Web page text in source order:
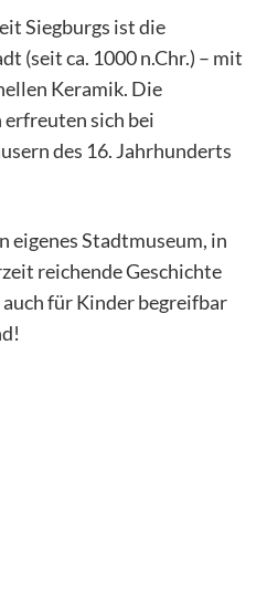
Siegburgs ist die
(seit ca. 1000 n.Chr.) – mit
Keramik. Die
sich bei
des 16. Jahrhunderts
eigenes Stadtmuseum, in
reichende Geschichte
für Kinder begreifbar